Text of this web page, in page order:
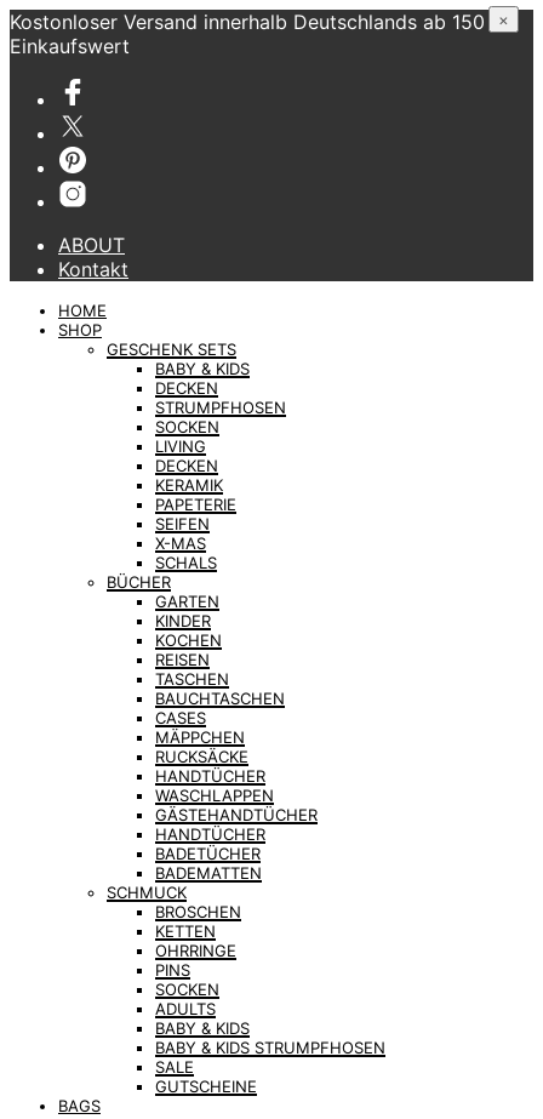
Kostonloser Versand innerhalb Deutschlands ab 150 €
Einkaufswert
ABOUT
Kontakt
HOME
SHOP
GESCHENK SETS
BABY & KIDS
DECKEN
STRUMPFHOSEN
SOCKEN
LIVING
DECKEN
KERAMIK
PAPETERIE
SEIFEN
X-MAS
SCHALS
BÜCHER
GARTEN
KINDER
KOCHEN
REISEN
TASCHEN
BAUCHTASCHEN
CASES
MÄPPCHEN
RUCKSÄCKE
HANDTÜCHER
WASCHLAPPEN
GÄSTEHANDTÜCHER
HANDTÜCHER
BADETÜCHER
BADEMATTEN
SCHMUCK
BROSCHEN
KETTEN
OHRRINGE
PINS
SOCKEN
ADULTS
BABY & KIDS
BABY & KIDS STRUMPFHOSEN
SALE
GUTSCHEINE
BAGS
×